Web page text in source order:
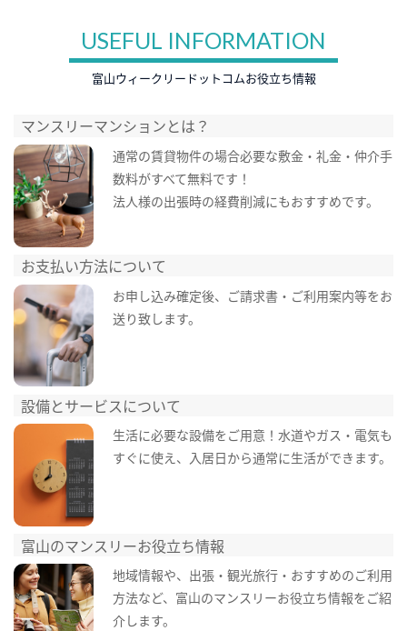
USEFUL INFORMATION
富山ウィークリードットコムお役立ち情報
マンスリーマンションとは？
通常の賃貸物件の場合必要な敷金・礼金・仲介手
数料がすべて無料です！
法人様の出張時の経費削減にもおすすめです。
お支払い方法について
お申し込み確定後、ご請求書・ご利用案内等をお
送り致します。
設備とサービスについて
生活に必要な設備をご用意！水道やガス・電気も
すぐに使え、入居日から通常に生活ができます。
富山のマンスリーお役立ち情報
地域情報や、出張・観光旅行・おすすめのご利用
方法など、富山のマンスリーお役立ち情報をご紹
介します。